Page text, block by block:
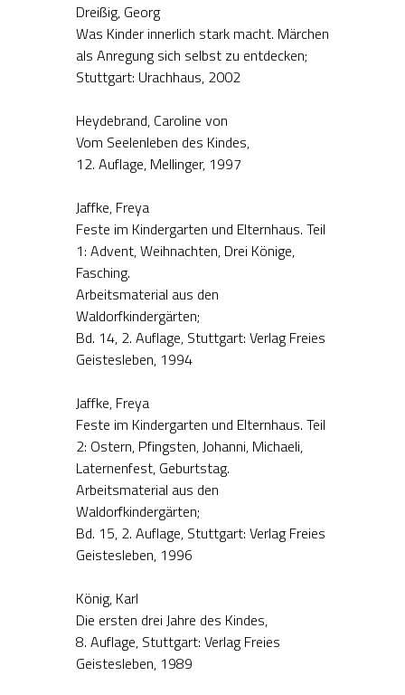
Dreißig, Georg
Was Kinder innerlich stark macht. Märchen
als Anregung sich selbst zu entdecken;
Stuttgart: Urachhaus, 2002
Heydebrand, Caroline von
Vom Seelenleben des Kindes,
12. Auflage, Mellinger, 1997
Jaffke, Freya
Feste im Kindergarten und Elternhaus. Teil
1: Advent, Weihnachten, Drei Könige,
Fasching.
Arbeitsmaterial aus den
Waldorfkindergärten;
Bd. 14, 2. Auflage, Stuttgart: Verlag Freies
Geistesleben, 1994
Jaffke, Freya
Feste im Kindergarten und Elternhaus. Teil
2: Ostern, Pfingsten, Johanni, Michaeli,
Laternenfest, Geburtstag.
Arbeitsmaterial aus den
Waldorfkindergärten;
Bd. 15, 2. Auflage, Stuttgart: Verlag Freies
Geistesleben, 1996
König, Karl
Die ersten drei Jahre des Kindes,
8. Auflage, Stuttgart: Verlag Freies
Geistesleben, 1989